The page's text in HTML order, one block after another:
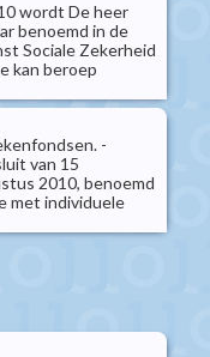
wordt De heer
benoemd in de
Sociale Zekerheid
kan beroep
-
van 15
2010, benoemd
met individuele